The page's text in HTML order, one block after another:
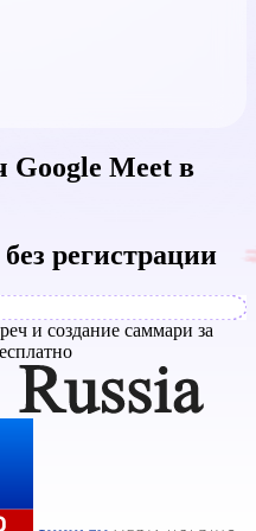
Google Meet в
регистрации
и создание саммари за